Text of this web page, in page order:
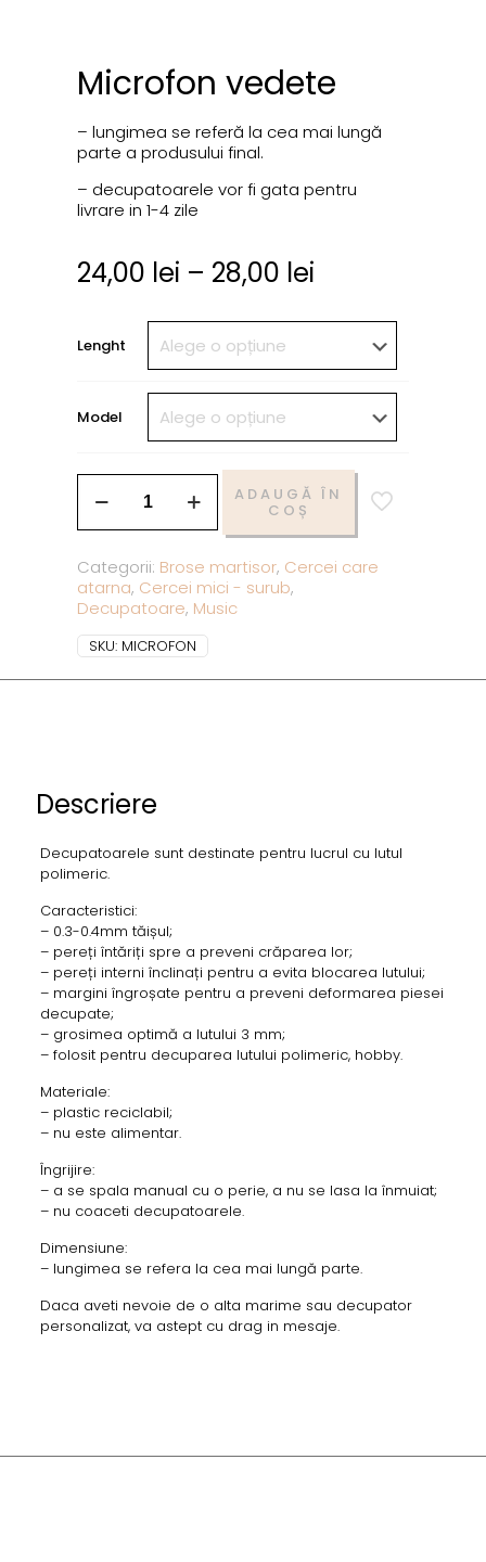
Microfon vedete
– lungimea se referă la cea mai lungă
parte a produsului final.
– decupatoarele vor fi gata pentru
livrare in 1-4 zile
24,00 lei – 28,00 lei
Lenght
Model
ADAUGĂ ÎN
COȘ
Categorii: Brose martisor, Cercei care
atarna, Cercei mici - surub,
Decupatoare, Music
SKU: MICROFON
Descriere
Decupatoarele sunt destinate pentru lucrul cu lutul
polimeric.
Caracteristici:
– 0.3-0.4mm tăișul;
– pereți întăriți spre a preveni crăparea lor;
– pereți interni înclinați pentru a evita blocarea lutului;
– margini îngroșate pentru a preveni deformarea piesei
decupate;
– grosimea optimă a lutului 3 mm;
– folosit pentru decuparea lutului polimeric, hobby.
Materiale:
– plastic reciclabil;
– nu este alimentar.
Îngrijire:
– a se spala manual cu o perie, a nu se lasa la înmuiat;
– nu coaceti decupatoarele.
Dimensiune:
– lungimea se refera la cea mai lungă parte.
Daca aveti nevoie de o alta marime sau decupator
personalizat, va astept cu drag in mesaje.